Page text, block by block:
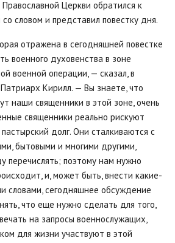
Церкви обратился к
словом и представил повестку дня.
отражена в сегодняшней повестке
военного духовенства в зоне
военной операции, — сказал, в
Кирилл. — Вы знаете, что
наши священники в этой зоне, очень
священники реально рискуют
долг. Они сталкиваются с
бытовыми и многими другими,
перечислять; поэтому нам нужно
и, может быть, внести какие-
словами, сегодняшнее обсуждение
что еще нужно сделать для того,
на запросы военнослужащих,
для жизни участвуют в этой